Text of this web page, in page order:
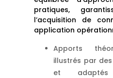
pratiques,
l’acquisition de
application
Apports
illustrés par
et